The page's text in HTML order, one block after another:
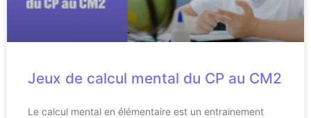
Jeux de calcul mental du CP au CM2
Le calcul mental en élémentaire est un entrainement